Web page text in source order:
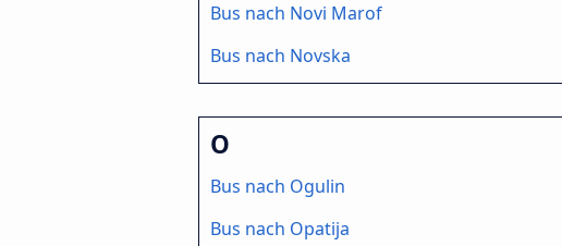
Bus nach Novi Marof
Bus nach Novska
O
Bus nach Ogulin
Bus nach Opatija